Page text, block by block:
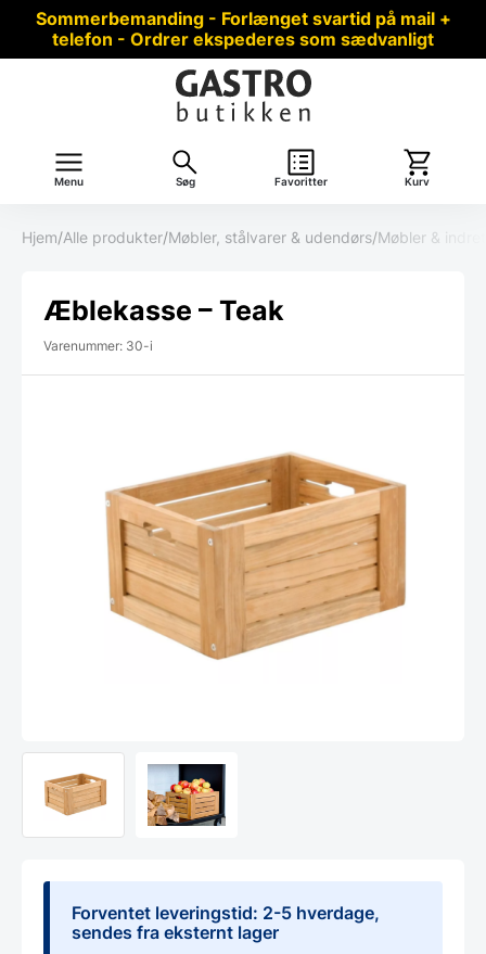
Sommerbemanding - Forlænget svartid på mail +
telefon - Ordrer ekspederes som sædvanligt
Menu Søg Favoritter Kurv
Hjem/Alle produkter/Møbler, stålvarer & udendørs/Møbler &
Æblekasse – Teak
Varenummer: 30-i
Forventet leveringstid: 2-5 hverdage,
sendes fra eksternt lager